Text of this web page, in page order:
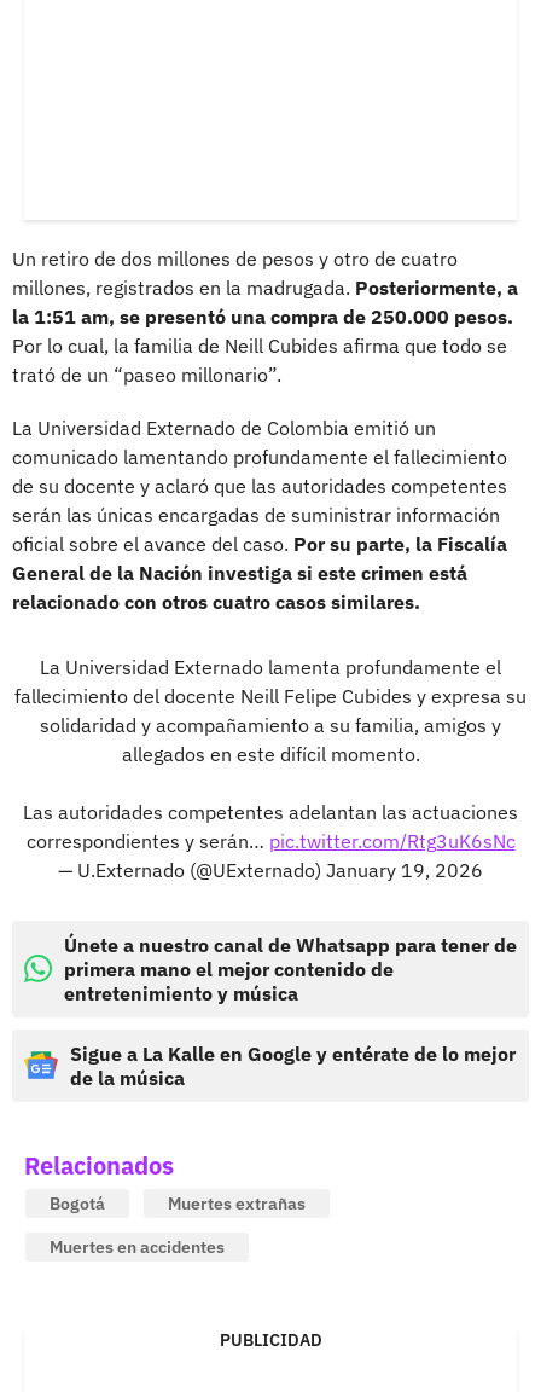
Un retiro de dos millones de pesos y otro de cuatro
millones, registrados en la madrugada. Posteriormente, a
la 1:51 am, se presentó una compra de 250.000 pesos.
Por lo cual, la familia de Neill Cubides afirma que todo se
trató de un “paseo millonario”.
La Universidad Externado de Colombia emitió un
comunicado lamentando profundamente el fallecimiento
de su docente y aclaró que las autoridades competentes
serán las únicas encargadas de suministrar información
oficial sobre el avance del caso. Por su parte, la Fiscalía
General de la Nación investiga si este crimen está
relacionado con otros cuatro casos similares.
La Universidad Externado lamenta profundamente el
fallecimiento del docente Neill Felipe Cubides y expresa su
solidaridad y acompañamiento a su familia, amigos y
allegados en este difícil momento.
Las autoridades competentes adelantan las actuaciones
correspondientes y serán… pic.twitter.com/Rtg3uK6sNc
— U.Externado (@UExternado) January 19, 2026
Únete a nuestro canal de Whatsapp para tener de
primera mano el mejor contenido de
entretenimiento y música
Sigue a La Kalle en Google y entérate de lo mejor
de la música
Relacionados
Bogotá
Muertes extrañas
Muertes en accidentes
PUBLICIDAD